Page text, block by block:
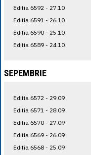
Editia 6592 - 27.10
Editia 6591 - 26.10
Editia 6590 - 25.10
Editia 6589 - 24.10
SEPEMBRIE
Editia 6572 - 29.09
Editia 6571 - 28.09
Editia 6570 - 27.09
Editia 6569 - 26.09
Editia 6568 - 25.09